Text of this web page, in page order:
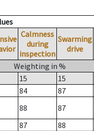
Calmness
during
inspection
Swarming
drive
Weighting in %
15 15
84 87
88 87
87 88